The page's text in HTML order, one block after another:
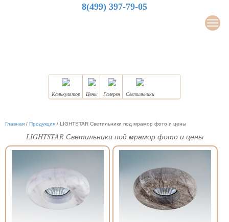
8(499) 397-79-05
Калькулятор Цены Галерея Светильники
Главная / Продукция / LIGHTSTAR Светильники под мрамор фото и цены
LIGHTSTAR Светильники под мрамор фото и цены